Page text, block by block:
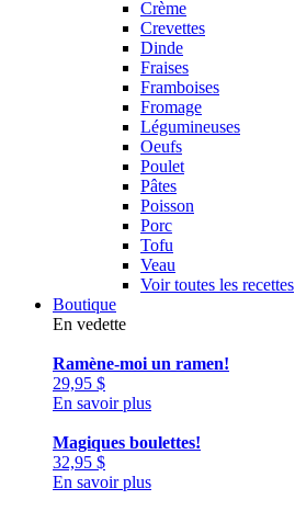
Crème
Crevettes
Dinde
Fraises
Framboises
Fromage
Légumineuses
Oeufs
Poulet
Pâtes
Poisson
Porc
Tofu
Veau
Voir toutes les recettes
Boutique
En vedette
Ramène-moi un ramen!
29,95 $
En savoir plus
Magiques boulettes!
32,95 $
En savoir plus